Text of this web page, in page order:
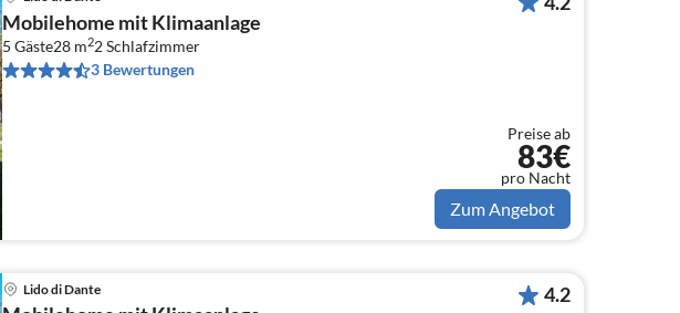
Mobilehome mit Klimaanlage
5 Gäste28 m22Schlafzimmer
3 Bewertungen
Preise ab
83€
pro Nacht
Zum Angebot
Lido di Dante 4.2